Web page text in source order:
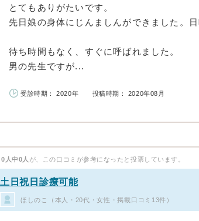
とてもありがたいです。
先日娘の身体にじんましんができました。
待ち時間もなく、すぐに呼ばれました。
男の先生ですが...
受診時期： 2020年 投稿時期： 2020年08月
0人中0人 が、この口コミが参考になったと投票しています。
土日祝日診療可能
ほしのこ（本人・20代・女性・掲載口コミ13件）